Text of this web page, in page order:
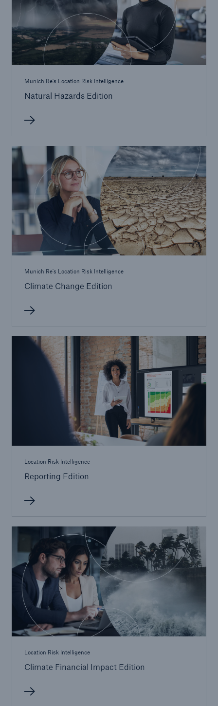
Munich Re's Location Risk Intelligence
Natural Hazards Edition
Munich Re's Location Risk Intelligence
Climate Change Edition
Location Risk Intelligence
Reporting Edition
Location Risk Intelligence
Climate Financial Impact Edition